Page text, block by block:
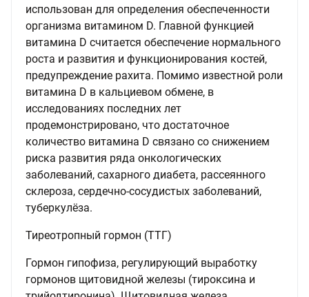
использован для определения обеспеченности
организма витамином D. Главной функцией
витамина D считается обеспечение нормального
роста и развития и функционирования костей,
предупреждение рахита. Помимо известной роли
витамина D в кальциевом обмене, в
исследованиях последних лет
продемонстрировано, что достаточное
количество витамина D связано со снижением
риска развития ряда онкологических
заболеваний, сахарного диабета, рассеянного
склероза, сердечно-сосудистых заболеваний,
туберкулёза.
Тиреотропный гормон (ТТГ)
Гормон гипофиза, регулирующий выработку
гормонов щитовидной железы (тироксина и